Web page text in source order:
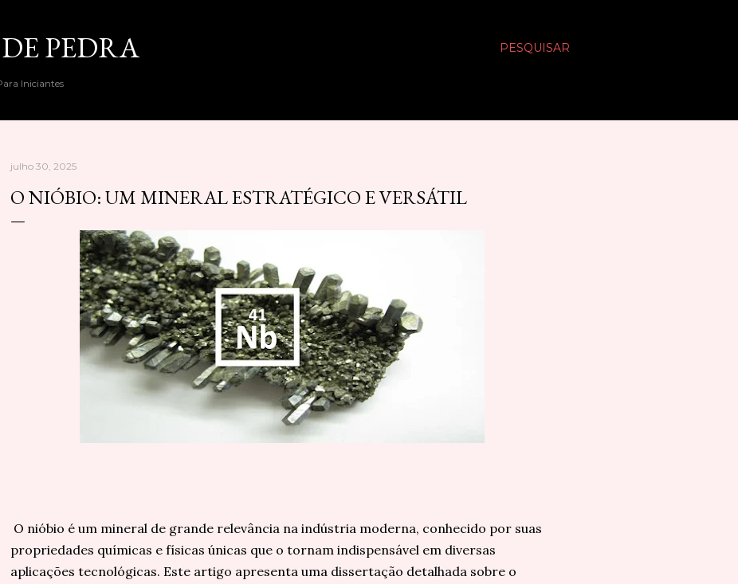
PESQUISAR
PEDRA
Iniciantes
julho 30, 2025
O NIÓBIO: UM MINERAL ESTRATÉGICO E VERSÁTIL
O nióbio é um mineral de grande relevância na indústria moderna, conhecido por suas
propriedades químicas e físicas únicas que o tornam indispensável em diversas
aplicações tecnológicas. Este artigo apresenta uma dissertação detalhada sobre o